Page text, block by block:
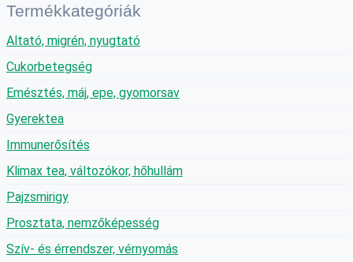
Termékkategóriák
Altató, migrén, nyugtató
Cukorbetegség
Emésztés, máj, epe, gyomorsav
Gyerektea
Immunerősítés
Klimax tea, változókor, hőhullám
Pajzsmirigy
Prosztata, nemzőképesség
Szív- és érrendszer, vérnyomás